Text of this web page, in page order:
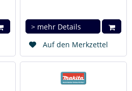
> mehr Details
Auf den Merkzettel